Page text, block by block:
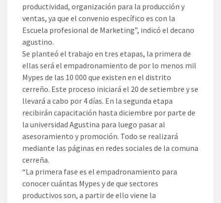
productividad, organización para la producción y
ventas, ya que el convenio específico es con la
Escuela profesional de Marketing”, indicó el decano
agustino.
Se planteó el trabajo en tres etapas, la primera de
ellas será el empadronamiento de por lo menos mil
Mypes de las 10 000 que existen en el distrito
cerreño. Este proceso iniciará el 20 de setiembre y se
llevará a cabo por 4 días. En la segunda etapa
recibirán capacitación hasta diciembre por parte de
la universidad Agustina para luego pasar al
asesoramiento y promoción. Todo se realizará
mediante las páginas en redes sociales de la comuna
cerreña.
“La primera fase es el empadronamiento para
conocer cuántas Mypes y de que sectores
productivos son, a partir de ello viene la